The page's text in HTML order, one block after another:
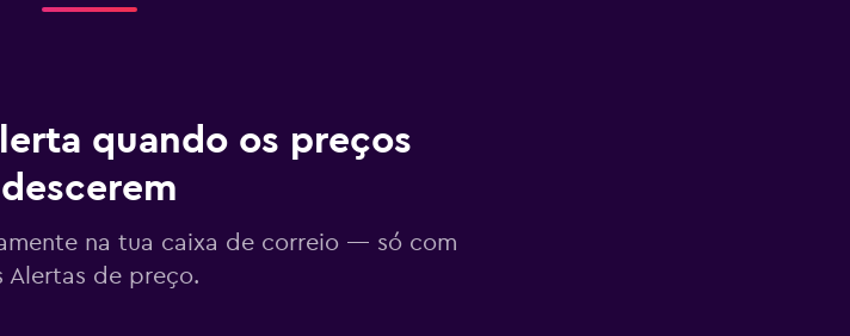
quando os preços
descerem
na tua caixa de correio — só com
Alertas de preço.